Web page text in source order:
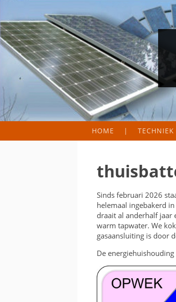
HOME
TECHNIEK
FIELD LAB
HOEVEEL
MICRO-
KOSTEN
RICHTING
Sinds februari 2026
helemaal ingebakerd
draait al anderhalf
warm tapwater. We
gasaansluiting is door
De